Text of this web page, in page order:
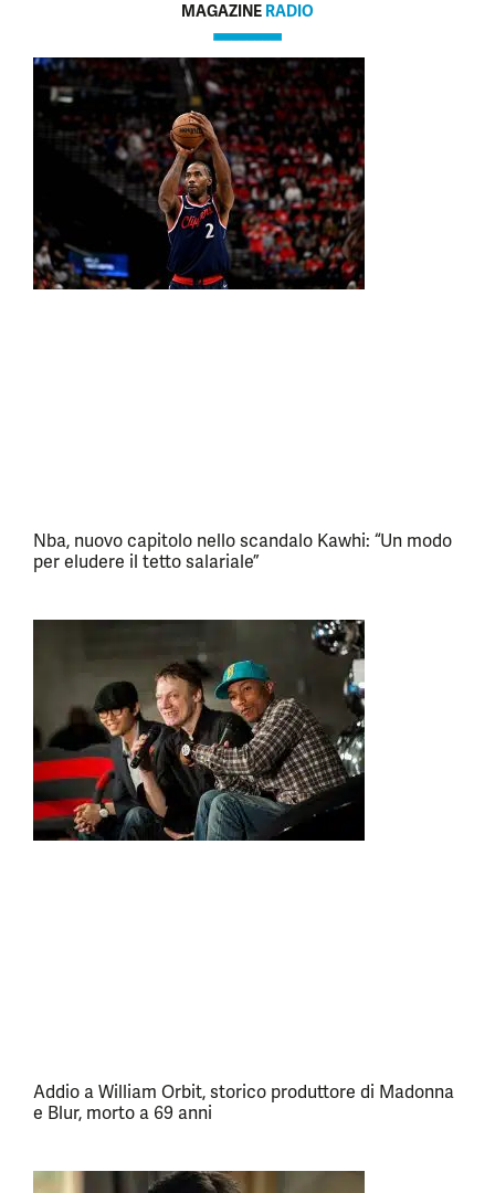
MAGAZINE RADIO
Nba, nuovo capitolo nello scandalo Kawhi: “Un modo
per eludere il tetto salariale”
Addio a William Orbit, storico produttore di Madonna
e Blur, morto a 69 anni